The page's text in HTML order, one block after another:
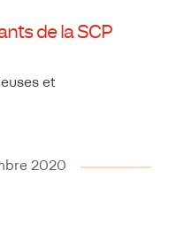
de la SCP
et
2020